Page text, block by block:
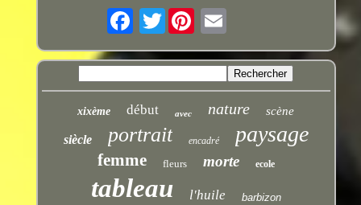
Twitter
xixème début avec nature scène
siècle portrait encadré paysage
femme fleurs morte ecole
tableau l'huile barbizon